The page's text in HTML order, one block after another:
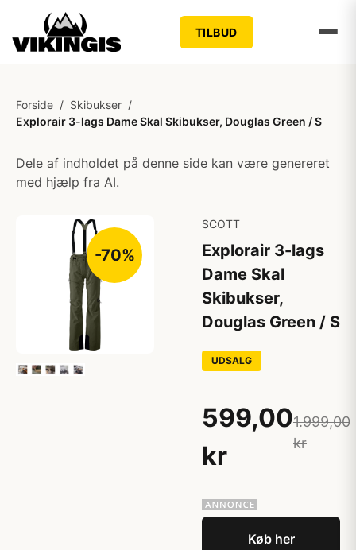
TILBUD
Forside / Skibukser /
Explorair 3-lags Dame Skal Skibukser, Douglas Green / S
Dele af indholdet på denne side kan være genereret
med hjælp fra AI.
-70%
SCOTT
Explorair 3-lags
Dame Skal
Skibukser,
Douglas Green / S
UDSALG
599,00
kr
1.999,00
kr
Køb her